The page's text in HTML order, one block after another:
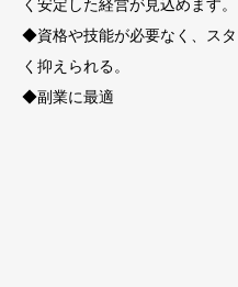
く安定した経営が見込めます。
◆資格や技能が必要なく、ス
く抑えられる。
◆副業に最適